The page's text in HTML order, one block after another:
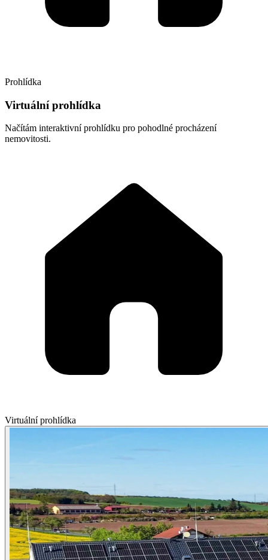
Prohlídka
Virtuální prohlídka
Načítám interaktivní prohlídku pro pohodlné procházení
nemovitosti.
Virtuální prohlídka